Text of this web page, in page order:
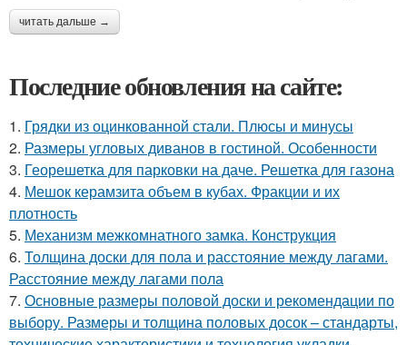
читать дальше →
Последние обновления на сайте:
1. Грядки из оцинкованной стали. Плюсы и минусы
2. Размеры угловых диванов в гостиной. Особенности
3. Георешетка для парковки на даче. Решетка для газона
4. Мешок керамзита объем в кубах. Фракции и их
плотность
5. Механизм межкомнатного замка. Конструкция
6. Толщина доски для пола и расстояние между лагами.
Расстояние между лагами пола
7. Основные размеры половой доски и рекомендации по
выбору. Размеры и толщина половых досок – стандарты,